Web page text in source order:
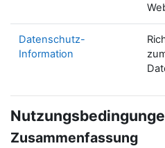
Datenschutz-
Information
Zusammenfassung